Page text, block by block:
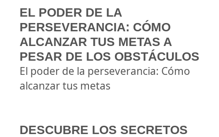
EL PODER DE LA
PERSEVERANCIA: CÓMO
ALCANZAR TUS METAS A
PESAR DE LOS OBSTÁCULOS
El poder de la perseverancia: Cómo
alcanzar tus metas
DESCUBRE LOS SECRETOS